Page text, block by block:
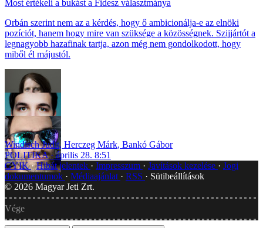
Most értékeli a bukást a Fidesz választmánya
Orbán szerint nem az a kérdés, hogy ő ambicionálja-e az elnöki
pozíciót, hanem hogy mire van szüksége a közösségnek. Szijjártót a
legnagyobb hazafinak tartja, azon még nem gondolkodott, hogy
miből él májustól.
Windisch Judit, Herczeg Márk, Bankó Gábor
POLITIKA
április 28. 8:51
GYIK Hibát jelentek Impresszum Javítások kezelése
Jogi
dokumentumok
Médiaajánlat RSS
Sütibeállítások
© 2026 Magyar Jeti Zrt.
Vége